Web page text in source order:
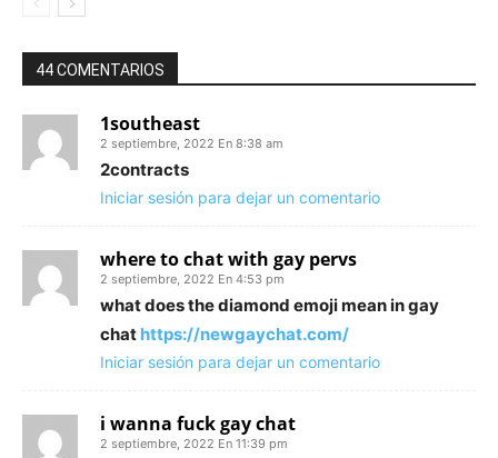
44 COMENTARIOS
1southeast
2 septiembre, 2022 En 8:38 am
2contracts
Iniciar sesión para dejar un comentario
where to chat with gay pervs
2 septiembre, 2022 En 4:53 pm
what does the diamond emoji mean in gay
chat https://newgaychat.com/
Iniciar sesión para dejar un comentario
i wanna fuck gay chat
2 septiembre, 2022 En 11:39 pm